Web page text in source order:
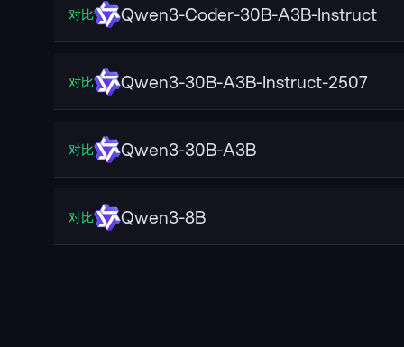
对比 Qwen3-Coder-30B-A3B-Instruct
对比 Qwen3-30B-A3B-Instruct-2507
对比 Qwen3-30B-A3B
对比 Qwen3-8B